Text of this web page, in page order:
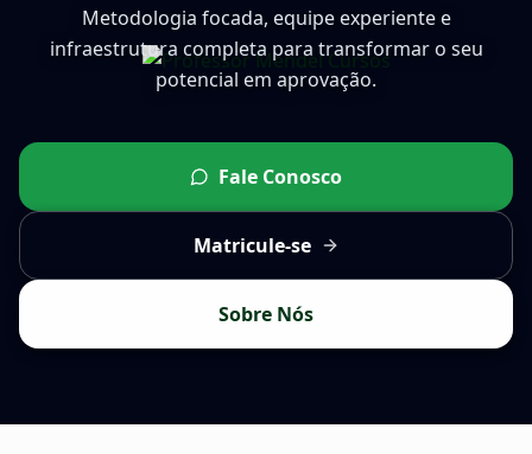
Metodologia focada, equipe experiente e
infraestrutura completa para transformar o seu
potencial em aprovação.
Fale Conosco
Matricule-se
Sobre Nós